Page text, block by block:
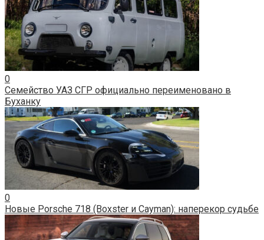
0
Семейство УАЗ СГР официально переименовано в
Буханку
0
Новые Porsche 718 (Boxster и Cayman): наперекор судьбе